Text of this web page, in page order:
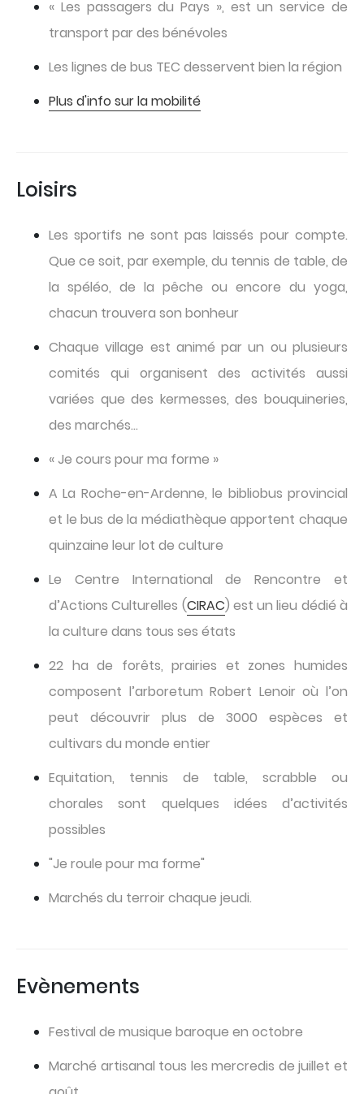
« Les passagers du Pays », est un service de
transport par des bénévoles
Les lignes de bus TEC desservent bien la région
Plus d'info sur la mobilité
Loisirs
Les sportifs ne sont pas laissés pour compte.
Que ce soit, par exemple, du tennis de table, de
la spéléo, de la pêche ou encore du yoga,
chacun trouvera son bonheur
Chaque village est animé par un ou plusieurs
comités qui organisent des activités aussi
variées que des kermesses, des bouquineries,
des marchés…
« Je cours pour ma forme »
A La Roche-en-Ardenne, le bibliobus provincial
et le bus de la médiathèque apportent chaque
quinzaine leur lot de culture
Le Centre International de Rencontre et
d’Actions Culturelles (CIRAC) est un lieu dédié à
la culture dans tous ses états
22 ha de forêts, prairies et zones humides
composent l’arboretum Robert Lenoir où l’on
peut découvrir plus de 3000 espèces et
cultivars du monde entier
Equitation, tennis de table, scrabble ou
chorales sont quelques idées d’activités
possibles
"Je roule pour ma forme"
Marchés du terroir chaque jeudi.
Evènements
Festival de musique baroque en octobre
Marché artisanal tous les mercredis de juillet et